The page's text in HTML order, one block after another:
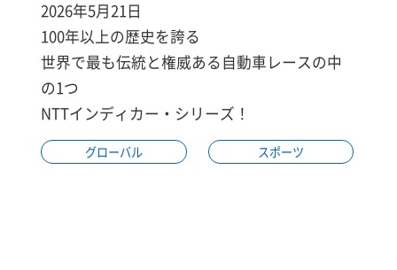
2026年5月21日
100年以上の歴史を誇る
世界で最も伝統と権威ある自動車レースの中
の1つ
NTTインディカー・シリーズ！
グローバル スポーツ